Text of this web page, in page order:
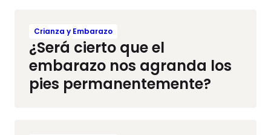
Crianza y Embarazo
¿Será cierto que el
embarazo nos agranda los
pies permanentemente?